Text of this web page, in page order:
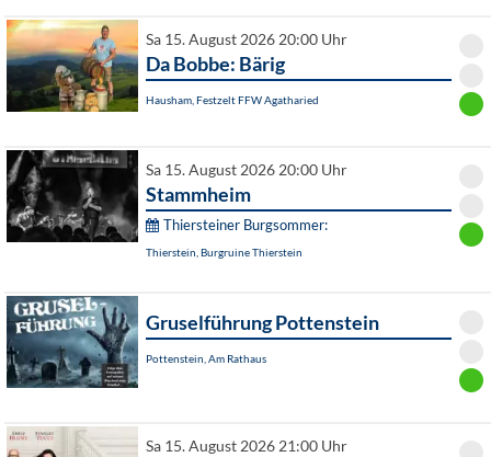
Sa 15. August 2026 20:00 Uhr
Da Bobbe: Bärig
Hausham, Festzelt FFW Agatharied
Sa 15. August 2026 20:00 Uhr
Stammheim
Thiersteiner Burgsommer:
Thierstein, Burgruine Thierstein
Gruselführung Pottenstein
Pottenstein, Am Rathaus
Sa 15. August 2026 21:00 Uhr